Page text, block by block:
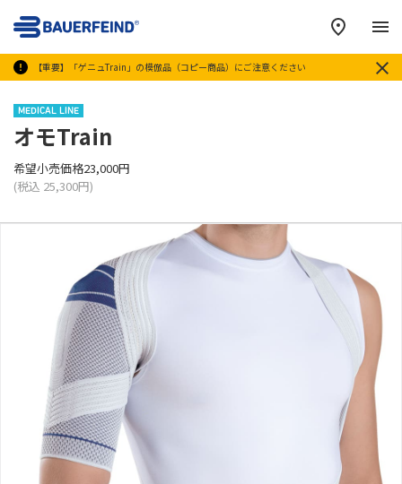
【重要】「ゲニュTrain」の模倣品（コピー商品）にご注意ください
メ
MEDICAL LINE
オモTrain
希望小売価格23,000円
(税込 25,300円)